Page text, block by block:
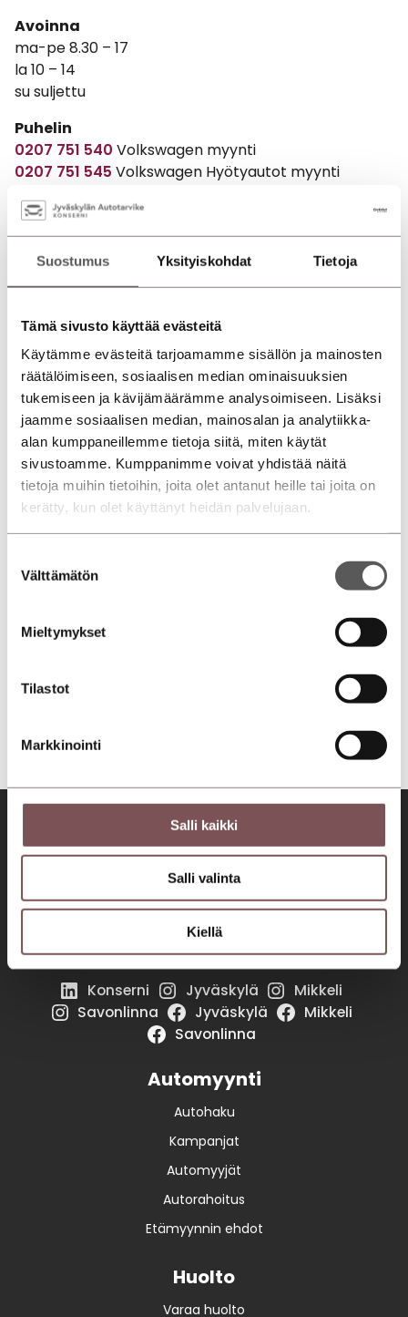
Suostumus Yksityiskohdat Tietoja
Tämä sivusto käyttää evästeitä
Käytämme evästeitä tarjoamamme sisällön ja mainosten
räätälöimiseen, sosiaalisen median ominaisuuksien
tukemiseen ja kävijämäärämme analysoimiseen. Lisäksi
jaamme sosiaalisen median, mainosalan ja analytiikka-
alan kumppaneillemme tietoja siitä, miten käytät
sivustoamme. Kumppanimme voivat yhdistää näitä
tietoja muihin tietoihin, joita olet antanut heille tai joita on
kerätty, kun olet käyttänyt heidän palvelujaan.
valinta
Välttämätön
Mieltymykset
Tilastot
Markkinointi
Salli kaikki
Salli valinta
Kiellä
Avoinna
ma-pe 8.30 – 17
la 10 – 14
su suljettu
Puhelin
0207 751 540 Volkswagen myynti
0207 751 545 Volkswagen Hyötyautot myynti
Tervetuloa asiakaslähtöiseen autokauppaan ja
huoltoon!
Seuraa meitä somessa!
Konserni Jyväskylä
Mikkeli
Savonlinna
Jyväskylä
Mikkeli
Savonlinna
Automyynti
Autohaku
Kampanjat
Automyyjät
Autorahoitus
Etämyynnin ehdot
Huolto
Varaa huolto